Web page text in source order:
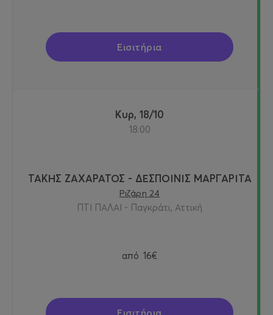
Εισιτήρια
Κυρ, 18/10
18:00
ΤΑΚΗΣ ΖΑΧΑΡΑΤΟΣ - ΔΕΣΠΟΙΝΙΣ ΜΑΡΓΑΡΙΤΑ
Ριζάρη 24
ΠΤΙ ΠΑΛΑΙ - Παγκράτι, Αττική
από 16€
Εισιτήρια